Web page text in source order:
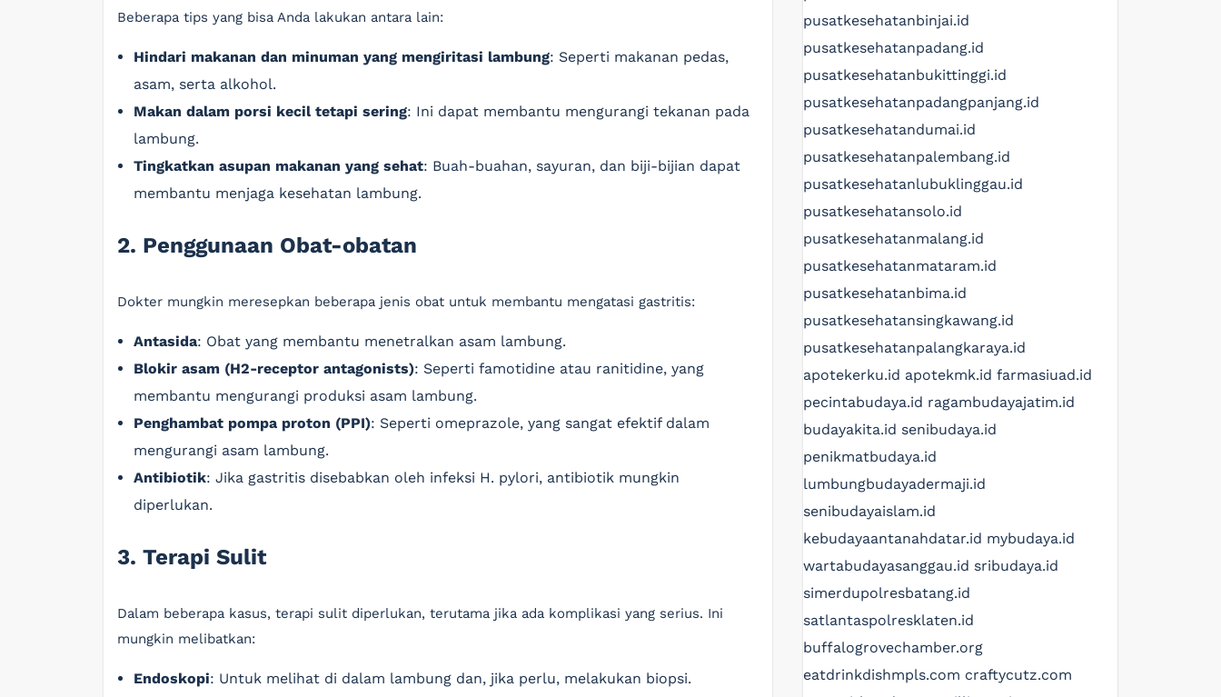
Beberapa tips yang bisa Anda lakukan antara lain:
Hindari makanan dan minuman yang mengiritasi lambung: Seperti makanan pedas,
asam, serta alkohol.
Makan dalam porsi kecil tetapi sering: Ini dapat membantu mengurangi tekanan pada
lambung.
Tingkatkan asupan makanan yang sehat: Buah-buahan, sayuran, dan biji-bijian dapat
membantu menjaga kesehatan lambung.
2. Penggunaan Obat-obatan
Dokter mungkin meresepkan beberapa jenis obat untuk membantu mengatasi gastritis:
Antasida: Obat yang membantu menetralkan asam lambung.
Blokir asam (H2-receptor antagonists): Seperti famotidine atau ranitidine, yang
membantu mengurangi produksi asam lambung.
Penghambat pompa proton (PPI): Seperti omeprazole, yang sangat efektif dalam
mengurangi asam lambung.
Antibiotik: Jika gastritis disebabkan oleh infeksi H. pylori, antibiotik mungkin
diperlukan.
3. Terapi Sulit
Dalam beberapa kasus, terapi sulit diperlukan, terutama jika ada komplikasi yang serius. Ini
mungkin melibatkan:
Endoskopi: Untuk melihat di dalam lambung dan, jika perlu, melakukan biopsi.
pusatkesehatanbinjai.id
pusatkesehatanpadang.id
pusatkesehatanbukittinggi.id
pusatkesehatanpadangpanjang.id
pusatkesehatandumai.id
pusatkesehatanpalembang.id
pusatkesehatanlubuklinggau.id
pusatkesehatansolo.id
pusatkesehatanmalang.id
pusatkesehatanmataram.id
pusatkesehatanbima.id
pusatkesehatansingkawang.id
pusatkesehatanpalangkaraya.id
apotekerku.id apotekmk.id farmasiuad.id
pecintabudaya.id ragambudayajatim.id
budayakita.id senibudaya.id
penikmatbudaya.id
lumbungbudayadermaji.id
senibudayaislam.id
kebudayaantanahdatar.id mybudaya.id
wartabudayasanggau.id sribudaya.id
simerdupolresbatang.id
satlantaspolresklaten.id
buffalogrovechamber.org
eatdrinkdishmpls.com craftycutz.com